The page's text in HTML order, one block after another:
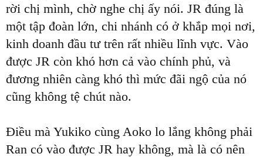
rời chị mình, chờ nghe chị ấy nói. JR đúng là
một tập đoàn lớn, chi nhánh có ở khắp mọi nơi,
kinh doanh đầu tư trên rất nhiều lĩnh vực. Vào
được JR còn khó hơn cả vào chính phủ, và
đương nhiên càng khó thì mức đãi ngộ của nó
cũng không tệ chút nào.
Điều mà Yukiko cùng Aoko lo lắng không phải
Ran có vào được JR hay không, mà là có nên